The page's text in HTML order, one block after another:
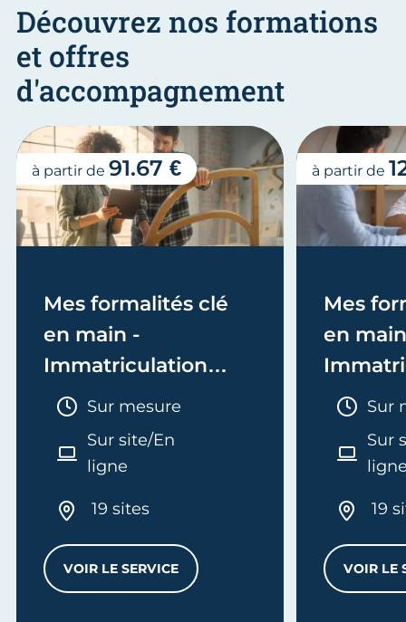
Découvrez nos formations
et offres
d'accompagnement
Mes formalités clé
en main -
Immatriculation
(EI/Micro-entreprise
Durée :
Sur mesure
Sur site/En
ligne
19 sites
VOIR LE SERVICEMES FORMALITÉS CLÉ EN MAIN -
à partir de 91.67 €
Mes
en
Sur
Sur
19
VOIR LE
à partir de